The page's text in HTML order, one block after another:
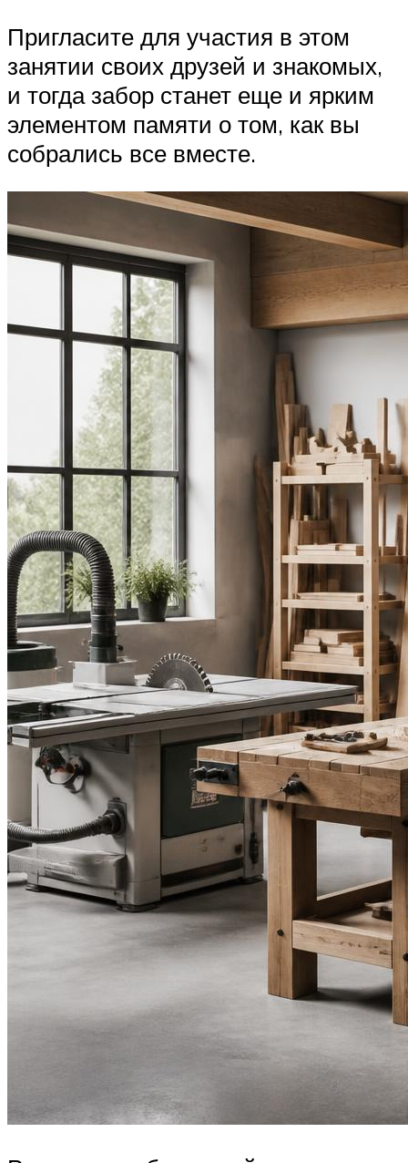
Пригласите для участия в этом
занятии своих друзей и знакомых,
и тогда забор станет еще и ярким
элементом памяти о том, как вы
собрались все вместе.